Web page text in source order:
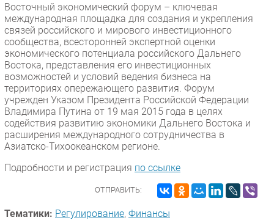
Торговые сети
Оборудование
ПО
Outsourcing
Кадры
Регулирование
Финансы
Web
Безопасность
Здоровье
Восточный экономический форум – ключевая
международная площадка для создания и укрепления
связей российского и мирового инвестиционного
сообщества, всесторонней экспертной оценки
экономического потенциала российского Дальнего
Востока, представления его инвестиционных
возможностей и условий ведения бизнеса на
территориях опережающего развития. Форум
учрежден Указом Президента Российской Федерации
Владимира Путина от 19 мая 2015 года в целях
содействия развитию экономики Дальнего Востока и
расширения международного сотрудничества в
Азиатско-Тихоокеанском регионе.
Подробности и регистрация по ссылке
ОТПРАВИТЬ:
Тематики: Регулирование, Финансы